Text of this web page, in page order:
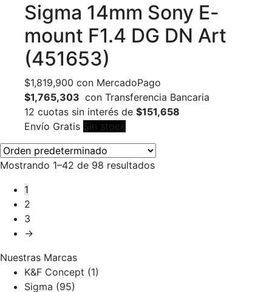
Sigma 14mm Sony E-
mount F1.4 DG DN Art
(451653)
$1,819,900 con MercadoPago
$1,765,303 con Transferencia Bancaria
12 cuotas sin interés de $151,658
Envío Gratis Sin stock
Mostrando 1–42 de 98 resultados
1
2
3
→
Nuestras Marcas
K&F Concept (1)
Sigma (95)